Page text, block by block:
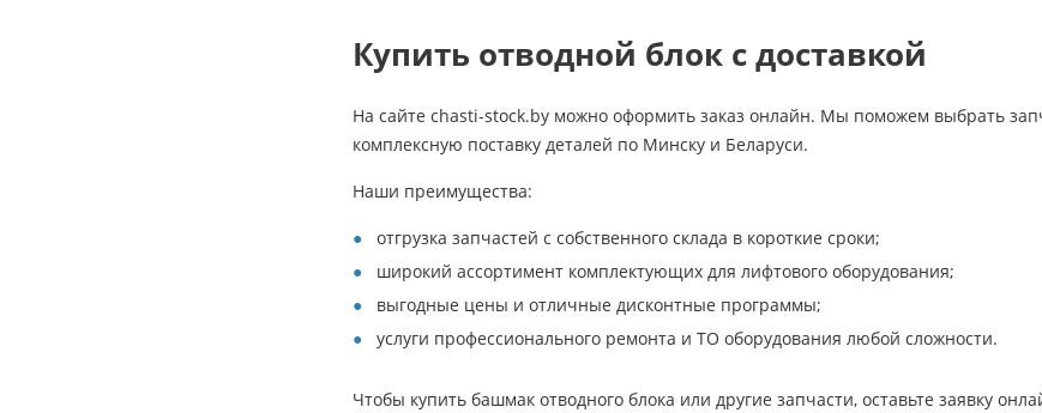
Купить отводной блок с доставкой
На сайте chasti-stock.by можно оформить заказ онлайн. Мы поможем выбрать
комплексную поставку деталей по Минску и Беларуси.
Наши преимущества:
отгрузка запчастей с собственного склада в короткие сроки;
широкий ассортимент комплектующих для лифтового оборудования;
выгодные цены и отличные дисконтные программы;
услуги профессионального ремонта и ТО оборудования любой сложности.
Чтобы купить башмак отводного блока или другие запчасти, оставьте заявку